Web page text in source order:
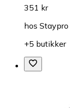
351 kr
hos Staypro
+5 butikker